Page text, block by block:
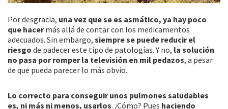
Por desgracia, una vez que se es asmático, ya hay poco
que hacermás allá de contar con los medicamentos
adecuados. Sin embargo, siempre se puede reducir el
riesgo de padecer este tipo de patologías. Y no, la solución
no pasa por romper la televisión en mil pedazos, a pesar
de que pueda parecer lo más obvio.
Lo correcto para conseguir unos pulmones saludables
es, ni más ni menos, usarlos. ¿Cómo? Pues haciendo